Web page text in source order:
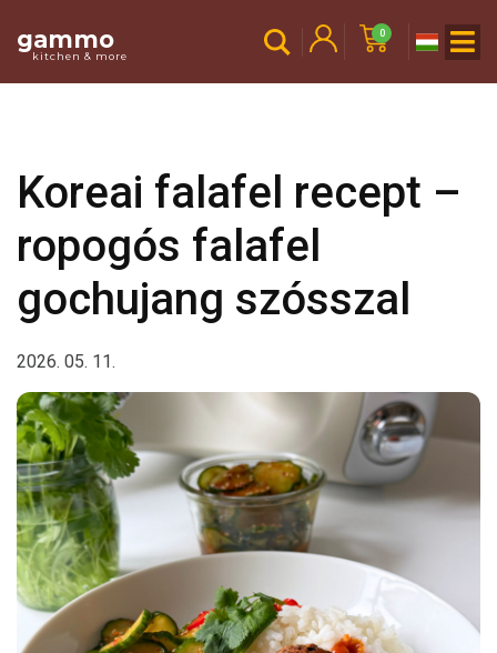
gammo
kitchen & more
0
Koreai falafel recept –
ropogós falafel
gochujang szósszal
2026. 05. 11.